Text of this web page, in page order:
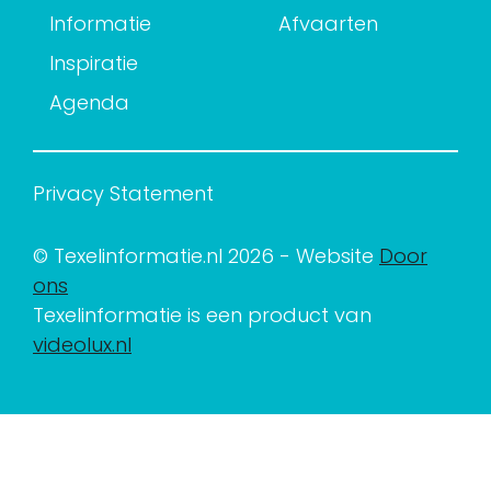
Informatie
Inspiratie
Agenda
Afvaarten
Privacy Statement
© Texelinformatie.nl 2026 - Website Door
ons
Texelinformatie is een product van
videolux.nl